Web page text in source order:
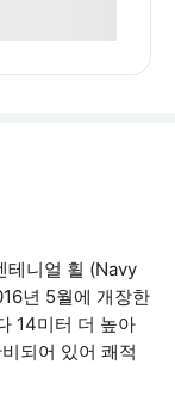
테니얼 휠 (Navy
년 5월에 개장한
14미터 더 높아
되어 있어 쾌적